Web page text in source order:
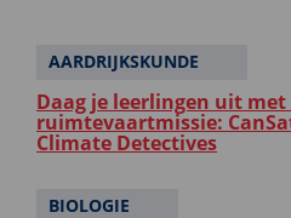
AARDRIJKSKUNDE
Daag je leerlingen uit met
ruimtevaartmissie:
Climate Detectives
BIOLOGIE